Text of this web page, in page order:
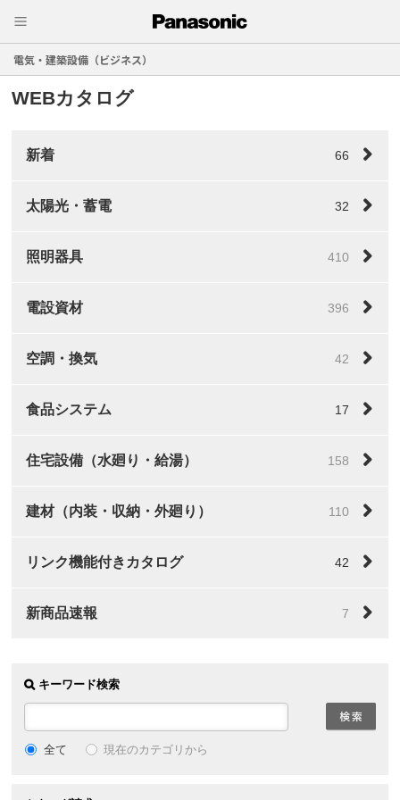
電気・建築設備（ビジネス）
WEBカタログ
新着 66
太陽光・蓄電 32
照明器具 410
電設資材 396
空調・換気 42
食品システム 17
住宅設備（水廻り・給湯） 158
建材（内装・収納・外廻り） 110
リンク機能付きカタログ 42
新商品速報 7
キーワード検索
全て 現在のカテゴリから